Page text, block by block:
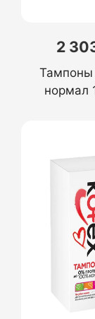
2
нормал